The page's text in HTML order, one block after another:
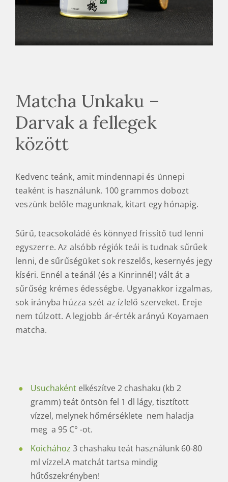
Matcha Unkaku –
Darvak a fellegek
között
Kedvenc teánk, amit mindennapi és ünnepi
teaként is használunk. 100 grammos dobozt
veszünk belőle magunknak, kitart egy hónapig.
Sűrű, teacsokoládé és könnyed frissítő tud lenni
egyszerre. Az alsóbb régiók teái is tudnak sűrűek
lenni, de sűrűségüket sok reszelős, kesernyés jegy
kíséri. Ennél a teánál (és a Kinrinnél) vált át a
sűrűség krémes édességbe. Ugyanakkor izgalmas,
sok irányba húzza szét az ízlelő szerveket. Ereje
nem túlzott. A legjobb ár-érték arányú Koyamaen
matcha.
Usuchaként elkészítve 2 chashaku (kb 2
gramm) teát öntsön fel 1 dl lágy, tisztított
vízzel, melynek hőmérséklete nem haladja
meg a 95 C° -ot.
Koichához 3 chashaku teát használunk 60-80
ml vízzel.A matchát tartsa mindig
hűtőszekrényben!